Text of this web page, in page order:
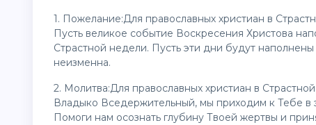
1. Пожелание:Для православных христиан в
Пусть великое событие Воскресения Христова
Страстной недели. Пусть эти дни будут
неизменна.
2. Молитва:Для православных христиан в
Владыко Вседержительный, мы приходим к Тебе
Помоги нам осознать глубину Твоей жертвы и